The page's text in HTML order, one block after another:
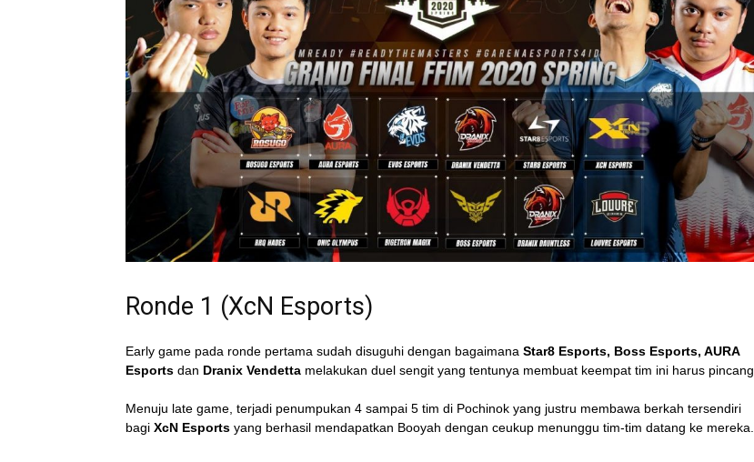
Ronde 1 (XcN Esports)
Early game pada ronde pertama sudah disuguhi dengan bagaimana Star8 Esports, Boss Esports, AURA
Esports dan Dranix Vendetta melakukan duel sengit yang tentunya membuat keempat tim ini harus pincang.
Menuju late game, terjadi penumpukan 4 sampai 5 tim di Pochinok yang justru membawa berkah tersendiri
bagi XcN Esports yang berhasil mendapatkan Booyah dengan ceukup menunggu tim-tim datang ke mereka.